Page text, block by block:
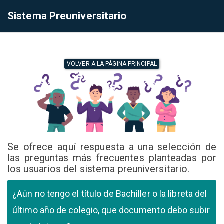
Sistema Preuniversitario
VOLVER A LA PÁGINA PRINCIPAL
Se ofrece aquí respuesta a una selección de
las preguntas más frecuentes planteadas por
los usuarios del sistema preuniversitario.
¿Aún no tengo el título de Bachiller o la libreta del
último año de colegio, que documento debo subir